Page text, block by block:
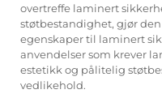
overtreffe laminert
støtbestandighet, gjør
egenskaper til laminert
anvendelser som krever
estetikk og pålitelig
vedlikehold.